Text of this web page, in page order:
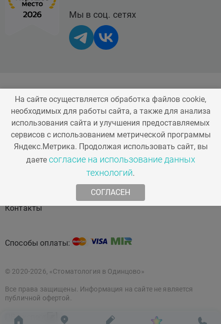
Мы в соц. сетях
Стоматология Косметология
О компании Наша команда
Контакты
Способы оплаты:
© 2020-2026, «Стоматология в Одинцово»
Все права защищены. Информация на сайте не является
публичной офертой.
ПР эксперт
На сайте осуществляется обработка файлов cookie,
необходимых для работы сайта, а также для анализа
использования сайта и улучшения предоставляемых
сервисов с использованием метрической программы
Яндекс.Метрика. Продолжая использовать сайт, вы
даете согласие на использование данных
технологий.
СОГЛАСЕН